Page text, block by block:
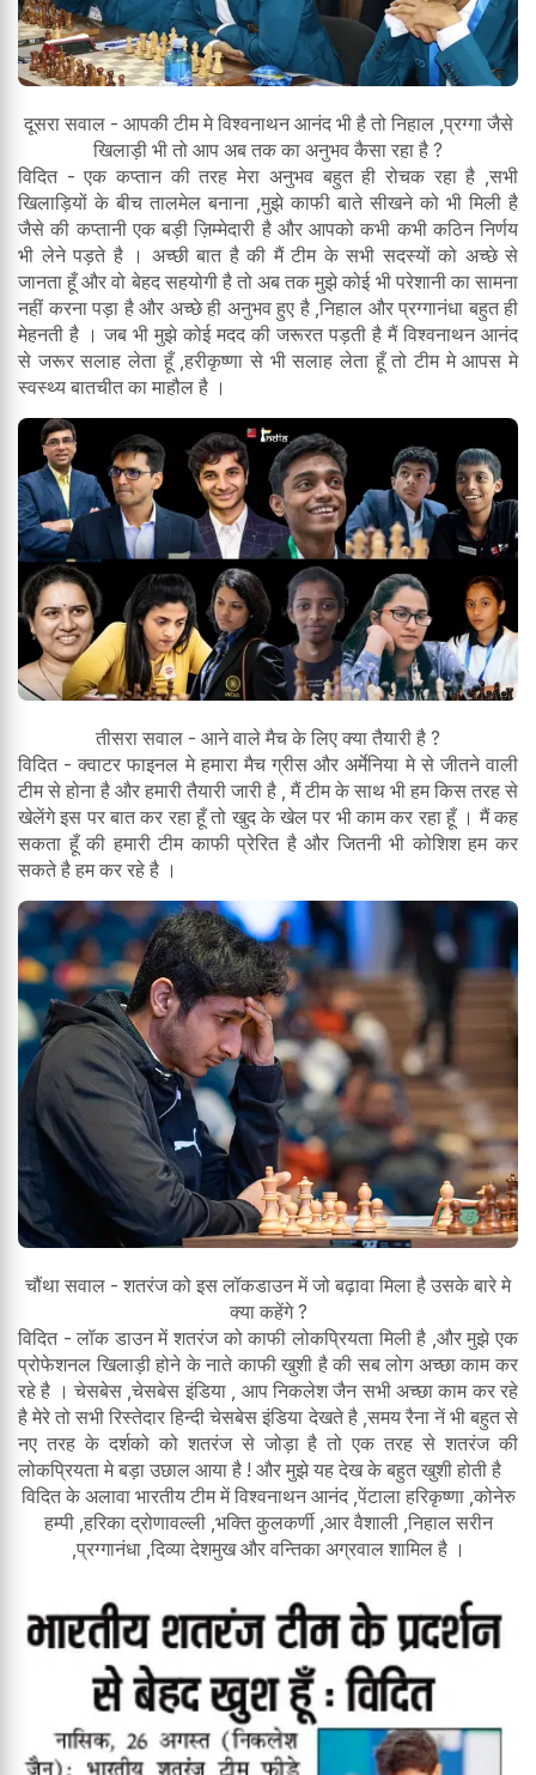
दूसरा सवाल - आपकी टीम मे विश्वनाथन आनंद भी है तो निहाल ,प्रग्गा जैसे
खिलाड़ी भी तो आप अब तक का अनुभव कैसा रहा है ?
विदित - एक कप्तान की तरह मेरा अनुभव बहुत ही रोचक रहा है ,सभी
खिलाड़ियों के बीच तालमेल बनाना ,मुझे काफी बाते सीखने को भी मिली है
जैसे की कप्तानी एक बड़ी ज़िम्मेदारी है और आपको कभी कभी कठिन निर्णय
भी लेने पड़ते है । अच्छी बात है की मैं टीम के सभी सदस्यों को अच्छे से
जानता हूँ और वो बेहद सहयोगी है तो अब तक मुझे कोई भी परेशानी का सामना
नहीं करना पड़ा है और अच्छे ही अनुभव हुए है ,निहाल और प्रग्गानंधा बहुत ही
मेहनती है । जब भी मुझे कोई मदद की जरूरत पड़ती है मैं विश्वनाथन आनंद
से जरूर सलाह लेता हूँ ,हरीकृष्णा से भी सलाह लेता हूँ तो टीम मे आपस मे
स्वस्थ्य बातचीत का माहौल है ।
तीसरा सवाल - आने वाले मैच के लिए क्या तैयारी है ?
विदित - क्वाटर फाइनल मे हमारा मैच ग्रीस और अर्मेनिया मे से जीतने वाली
टीम से होना है और हमारी तैयारी जारी है , मैं टीम के साथ भी हम किस तरह से
खेलेंगे इस पर बात कर रहा हूँ तो खुद के खेल पर भी काम कर रहा हूँ । मैं कह
सकता हूँ की हमारी टीम काफी प्रेरित है और जितनी भी कोशिश हम कर
सकते है हम कर रहे है ।
चौंथा सवाल - शतरंज को इस लॉकडाउन में जो बढ़ावा मिला है उसके बारे मे
क्या कहेंगे ?
विदित - लॉक डाउन में शतरंज को काफी लोकप्रियता मिली है ,और मुझे एक
प्रोफेशनल खिलाड़ी होने के नाते काफी खुशी है की सब लोग अच्छा काम कर
रहे है । चेसबेस ,चेसबेस इंडिया , आप निकलेश जैन सभी अच्छा काम कर रहे
है मेरे तो सभी रिस्तेदार हिन्दी चेसबेस इंडिया देखते है ,समय रैना नें भी बहुत से
नए तरह के दर्शको को शतरंज से जोड़ा है तो एक तरह से शतरंज की
लोकप्रियता मे बड़ा उछाल आया है ! और मुझे यह देख के बहुत खुशी होती है
विदित के अलावा भारतीय टीम में विश्वनाथन आनंद ,पेंटाला हरिकृष्णा ,कोनेरु
हम्पी ,हरिका द्रोणावल्ली ,भक्ति कुलकर्णी ,आर वैशाली ,निहाल सरीन
,प्रग्गानंधा ,दिव्या देशमुख और वन्तिका अग्रवाल शामिल है ।